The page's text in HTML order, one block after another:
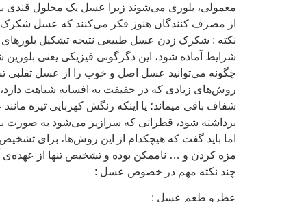
معمولی، بلوری می‌‌شوند زیرا عسل یک محلول قندی
از مصرف کنندگان هنوز فکر می‌کنند که عسل شکرک
نکته : شکرک زدن عسل طبیعی نتیجه تشکیل بلورهای
شرایط آماده شود، این دگرگونی فیزیکی یعنی بلورین‌
چگونه می‌توانید عسل اصل و خوب را از عسل تقلبی
روش‌های زیادی که در حقیقت به افسانه شباهت
شفاف باقی میماند؛ یا اینکه رنگش کهربایی تیره
برداشته شود، قطراتی که سرازیر می‌شود به صورت
اما باید گفت که هیچکدام از این روش‌ها، برای
مزه کردن و … ناممکن بوده و تشخیص تنها از عهده‌ی
چند نکته مهم در خصوص عسل :
عطرو طعم عسل :